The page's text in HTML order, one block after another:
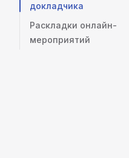
докладчика
Раскладки онлайн-
мероприятий